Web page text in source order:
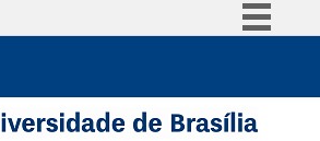
Participe